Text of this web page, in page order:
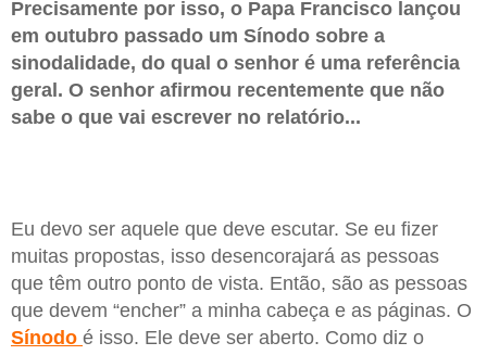
Precisamente por isso, o Papa Francisco lançou
em outubro passado um Sínodo sobre a
sinodalidade, do qual o senhor é uma referência
geral. O senhor afirmou recentemente que não
sabe o que vai escrever no relatório...
Eu devo ser aquele que deve escutar. Se eu fizer
muitas propostas, isso desencorajará as pessoas
que têm outro ponto de vista. Então, são as pessoas
que devem “encher” a minha cabeça e as páginas. O
Sínodo é isso. Ele deve ser aberto. Como diz o